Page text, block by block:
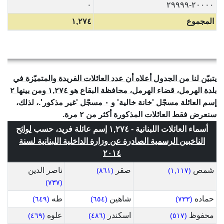
٢٠٠٠٠-٢٩٩٩٩
٠
المجموع
١,٢٧٤
يتبيّن لنا من الجدول أعلاه أن عدد العائلات الفريدة والمتميّزة في
بلدة الهرمل، قضاء الهرمل، محافظة البقاع هو ١,٢٧٤ ومن بينها ٢
إسم العائلة مسجّل 'خانة خالية' و ٠ مسجّل 'غير مذكور'.، لذلك،
سنعرض فقط العائلات المذكورة أكثر من ٢ مرة.
أسماء العائلات اللبنانية - ١,٢٧٤ إسم عائلة فريد، حسب
لوائح
الناخبين الرسمية الصادرة عن وزارة الداخلية اللبنانية لسنة
٢٠١٤
شمص (١,١١٧) صقر (٨٦١) ناصر الدين
(٧٣٧)
حماده (٧٣٣) شاهين (٦٥٤) طه (٦٤٩)
محفوظ (٥١٧) اسكندر (٤٨٦) علوه (٤٦٩)